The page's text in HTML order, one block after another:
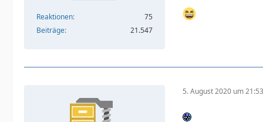
Reaktionen
75
Beiträge
21.547
5. August 2020 um 21:53